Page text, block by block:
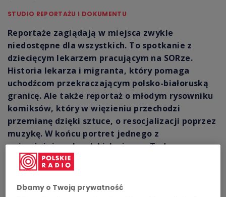
Dzieci
Chopin
Podcasty
STUDIO REPORTAŻU I DOKUMENTU
Reportaże zaglądają w miejsca zwykle
niedostępne dla wszystkich. To spotkanie z
dziecięcym lekarzem pracującym na SORze.
Historia lekarza i migranta, który pomaga
uchodźcom przekraczającym polsko-białoruską
granicę. Ale także reportaż o młodym rysowniku
komiksów, który w więzieniu przechodzi
przemianę dzięki sztuce, o resocjalizacji poprzez
muzykę. W końcu portret jednego z
najważniejszych polskich pisarzy Tadeusza
Konwickiego.
Dbamy o Twoją prywatność